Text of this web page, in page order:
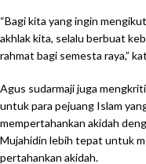
“Bagi kita yang ingin
akhlak kita, selalu berbuat
rahmat bagi semesta raya,”
Agus sudarmaji juga
untuk para pejuang Islam
mempertahankan akidah
Mujahidin lebih tepat untuk
pertahankan akidah.